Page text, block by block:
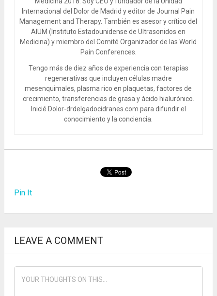
Internacional del Dolor de Madrid y editor de Journal Pain
Management and Therapy. También es asesor y crítico del
AIUM (Instituto Estadounidense de Ultrasonidos en
Medicina) y miembro del Comité Organizador de las World
Pain Conferences.
Tengo más de diez años de experiencia con terapias
regenerativas que incluyen células madre
mesenquimales, plasma rico en plaquetas, factores de
crecimiento, transferencias de grasa y ácido hialurónico.
Inicié Dolor-drdelgadocidranes.com para difundir el
conocimiento y la conciencia.
Pin It
LEAVE A COMMENT